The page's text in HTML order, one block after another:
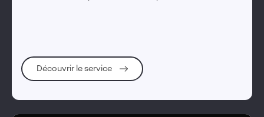
Découvrir le service